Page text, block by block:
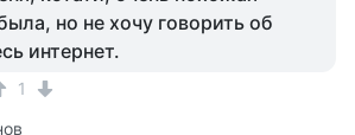
но не хочу говорить об
интернет.
1